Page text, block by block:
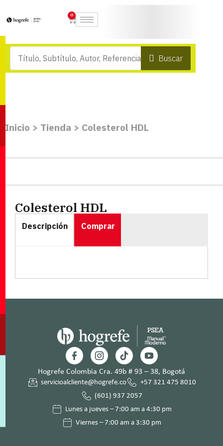
0
Buscar
Inicio > Tienda > Colesterol HDL
Colesterol HDL
Descripción Comprar
Hogrefe Colombia Cra. 49b # 93 – 38, Bogotá
servicioalcliente@hogrefe.co
+57 321 475 8010
(601) 937 2057
Lunes a jueves – 7:00 am a 4:30 pm
Viernes – 7:00 am a 3:30 pm